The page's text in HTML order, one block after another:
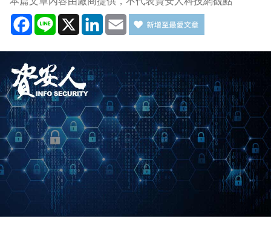
Facebook
Line X LinkedIn
Email